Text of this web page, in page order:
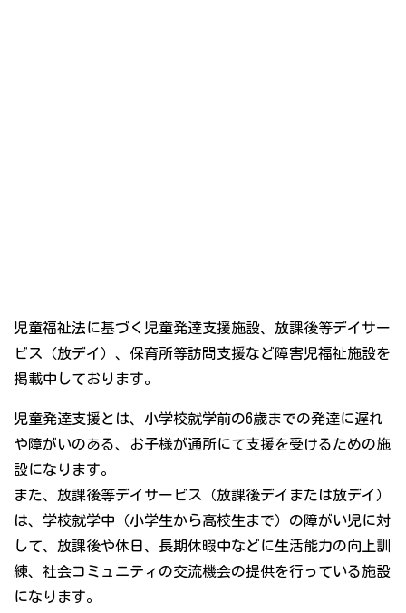
児童福祉法に基づく児童発達支援施設、放課後等デイサー
ビス（放デイ）、保育所等訪問支援など障害児福祉施設を
掲載中しております。
児童発達支援とは、小学校就学前の6歳までの発達に遅れ
や障がいのある、お子様が通所にて支援を受けるための施
設になります。
また、放課後等デイサービス（放課後デイまたは放デイ）
は、学校就学中（小学生から高校生まで）の障がい児に対
して、放課後や休日、長期休暇中などに生活能力の向上訓
練、社会コミュニティの交流機会の提供を行っている施設
になります。